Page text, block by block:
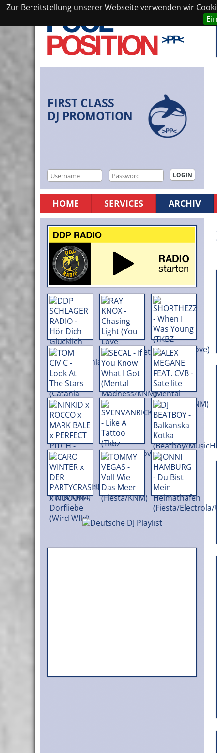
Zur Bereitstellung unserer Webseite verwenden wir
FIRST CLASS
DJ PROMOTION
HOME SERVICES ARCHIV